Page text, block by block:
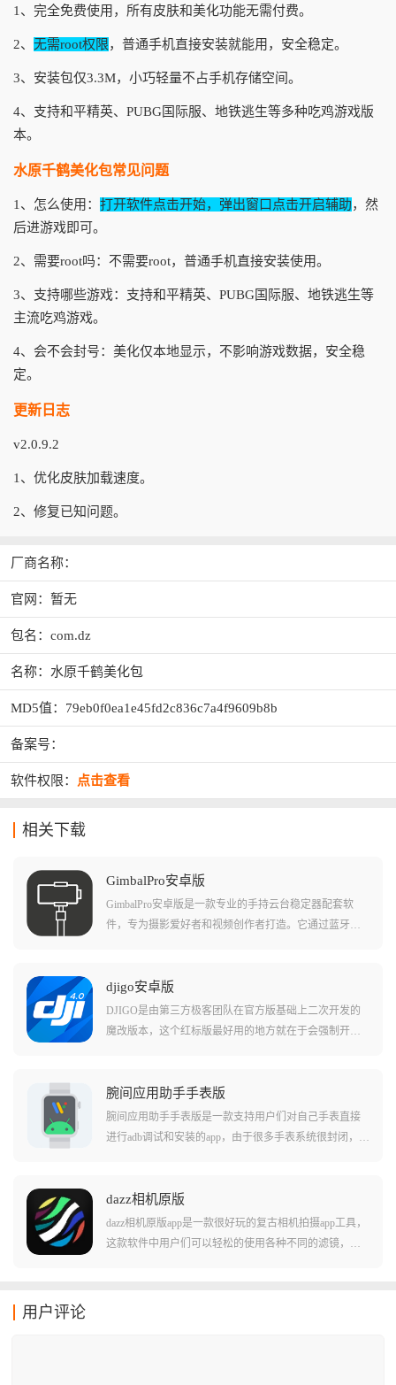
1、完全免费使用，所有皮肤和美化功能无需付费。
2、 无需root权限，普通手机直接安装就能用，安全稳定。
3、安装包仅3.3M，小巧轻量不占手机存储空间。
4、支持和平精英、PUBG国际服、地铁逃生等多种吃鸡游戏版
本。
水原千鹤美化包常见问题
1、怎么使用： 打开软件点击开始，弹出窗口点击开启辅助，然
后进游戏即可。
2、需要root吗：不需要root，普通手机直接安装使用。
3、支持哪些游戏：支持和平精英、PUBG国际服、地铁逃生等
主流吃鸡游戏。
4、会不会封号：美化仅本地显示，不影响游戏数据，安全稳
定。
更新日志
v2.0.9.2
1、优化皮肤加载速度。
2、修复已知问题。
厂商名称：
官网：暂无
包名：com.dz
名称：水原千鹤美化包
MD5值：79eb0f0ea1e45fd2c836c7a4f9609b8b
备案号：
软件权限： 点击查看
相关下载
GimbalPro安卓版
GimbalPro安卓版是一款专业的手持云台稳定器配套软
件，专为摄影爱好者和视频创作者打造。它通过蓝牙连
丰富的滤镜风格，配合三轴增稳技术，让拍摄画面更加
稳定流畅，是户外直播和高清视频录制的得力助手。用
户可以在手机上实时查看设备电量和连接状态，使用原
是专业视频创作，GimbalPro都能提供稳定可靠的拍摄体
验。
djigo安卓版
DJIGO是由第三方极客团队在官方版基础上二次开发的
魔改版本，这个红标版最好用的地方就在于会强制开启F
由度。
腕间应用助手手表版
腕间应用助手手表版是一款支持用户们对自己手表直接
进行adb调试和安装的app，由于很多手表系统很封闭，许
令行的操作。在这款软件中还支持用户们进行各种手表
软件的获取和安装，并且允许对手表的细致权限进行修
改，使用起来非常轻松！
dazz相机原版
dazz相机原版app是一款很好玩的复古相机拍摄app工具，
这款软件中用户们可以轻松的使用各种不同的滤镜，还
用户评论